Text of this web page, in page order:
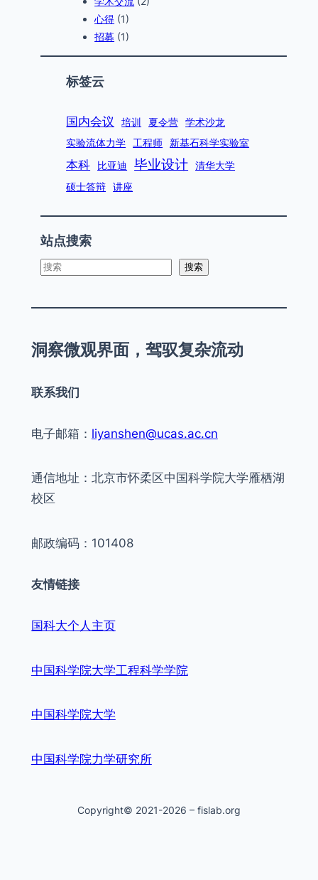
心得 (1)
招募 (1)
标签云
国内会议 培训 夏令营 学术沙龙
实验流体力学
工程师 新基石科学实验室
本科 比亚迪 毕业设计 清华大学
硕士答辩 讲座
站点搜索
s
a
c
搜索
洞察微观界面，驾驭复杂流动
联系我们
电子邮箱： liyanshen@ucas.ac.cn
通信地址：北京市怀柔区中国科学院大学雁栖湖
校区
邮政编码：101408
友情链接
国科大个人主页
中国科学院大学工程科学学院
中国科学院大学
中国科学院力学研究所
Copyright© 2021-2026 – fislab.org